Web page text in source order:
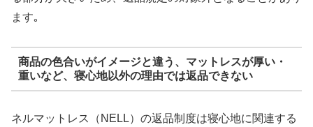
ます｡
商品の色合いがイメージと違う、マットレスが厚い・
重いなど、寝心地以外の理由では返品できない
ネルマットレス（NELL）の返品制度は寝心地に関連する